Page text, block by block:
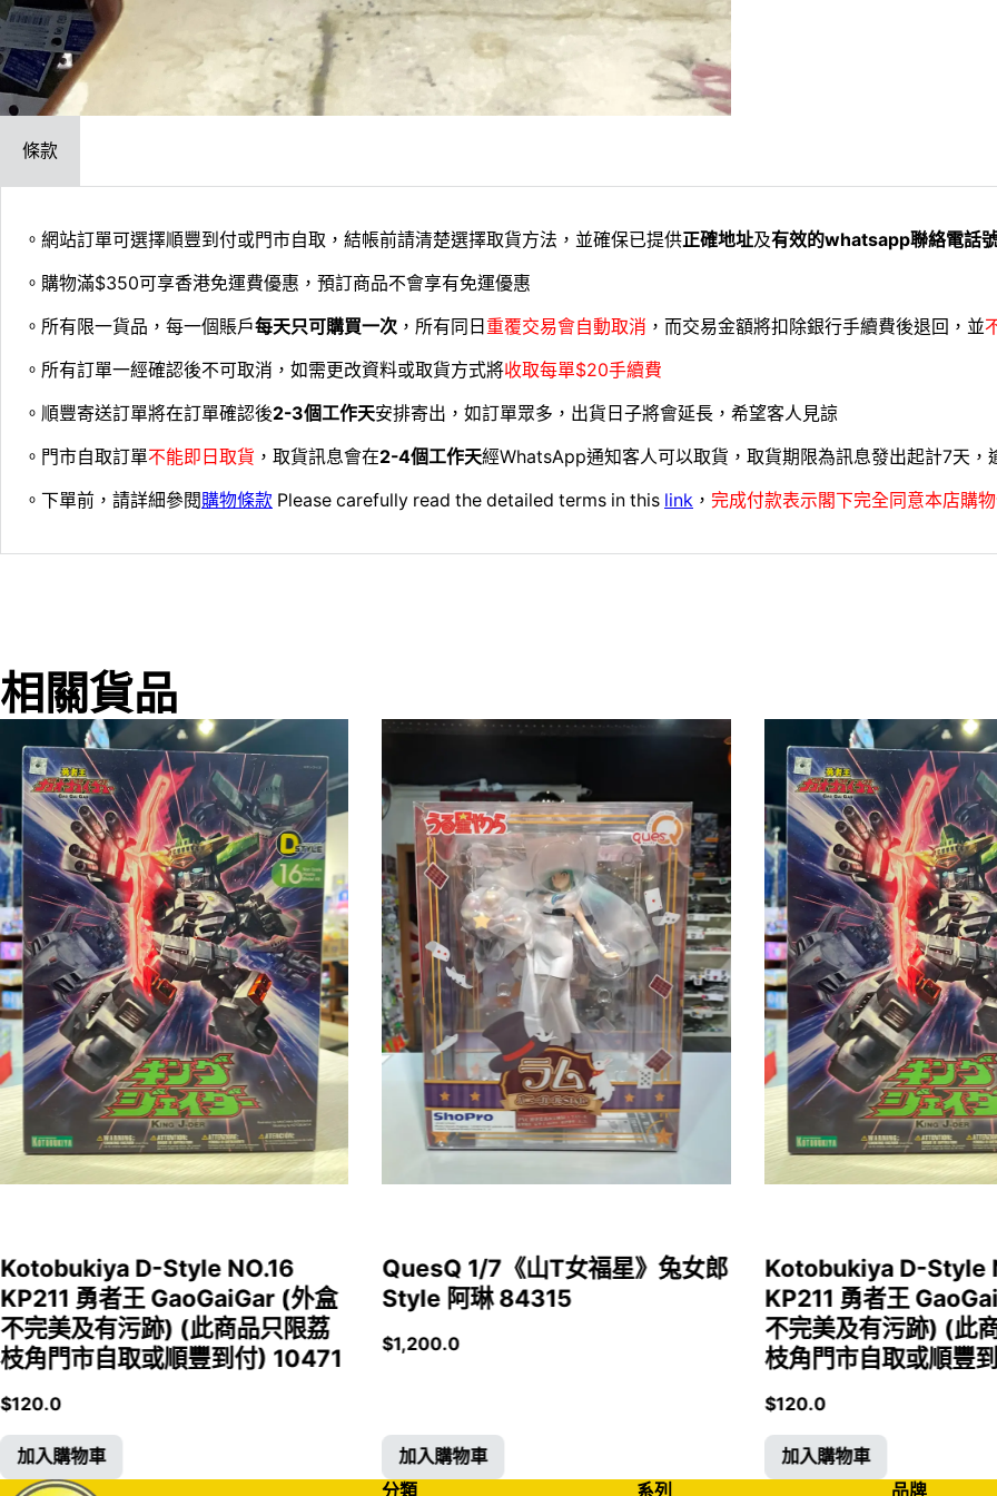
條款
。網站訂單可選擇順豐到付或門市自取，結帳前請清楚選擇取貨方法，並確保已提供正確地址及有效的whatsapp聯絡電話
。購物滿$350可享香港免運費優惠，預訂商品不會享有免運優惠
。所有限一貨品，每一個賬戶每天只可購買一次 ，所有同日 重覆交易會自動取消 ，而交易金額將扣除銀行手續費後退回，並
。所有訂單一經確認後不可取消，如需更改資料或取貨方式將收取每單$20手續費
。順豐寄送訂單將在訂單確認後2-3個工作天安排寄出，如訂單眾多，出貨日子將會延長，希望客人見諒
。門市自取訂單不能即日取貨 ，取貨訊息會在2-4個工作天經WhatsApp通知客人可以取貨，取貨期限為訊息發出起計7天，
。下單前，請詳細參閱購物條款 Please carefully read the detailed terms in this link ， 完成付款表示閣下完全同意本店購
相關貨品
Kotobukiya D-Style NO.16
KP211 勇者王 GaoGaiGar (外盒
不完美及有污跡) (此商品只限荔
枝角門市自取或順豐到付) 10471
$120.0
加入購物車
QuesQ 1/7《山T女福星》兔女郎
Style 阿琳 84315
$1,200.0
加入購物車
Kotobukiya D-Style
KP211 勇者王
不完美及有污跡) (此
枝角門市自取或順豐
$120.0
加入購物車
分類
系列 品牌